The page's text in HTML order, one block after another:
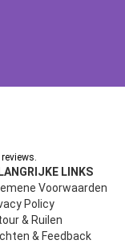
LINKS
Voorwaarden
Policy
& Ruilen
& Feedback